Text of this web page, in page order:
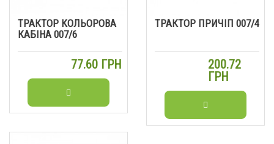
ТРАКТОР КОЛЬОРОВА
КАБІНА 007/6
77.60 ГРН
ТРАКТОР ПРИЧІП 007/4
200.72
ГРН